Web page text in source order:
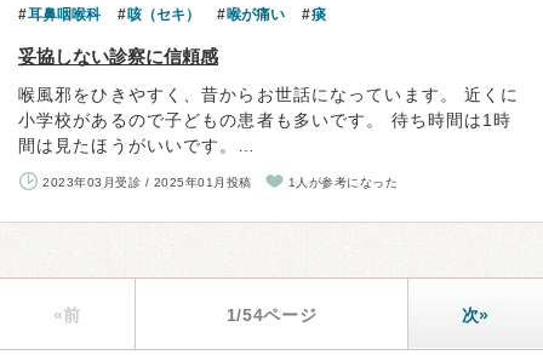
耳鼻咽喉科 咳（セキ） 喉が痛い 痰
妥協しない診察に信頼感
喉風邪をひきやすく、昔からお世話になっています。 近くに
小学校があるので子どもの患者も多いです。 待ち時間は1時
間は見たほうがいいです。…
2023年03月受診 / 2025年01月投稿 1人が参考になった
«前 1/54ページ 次»